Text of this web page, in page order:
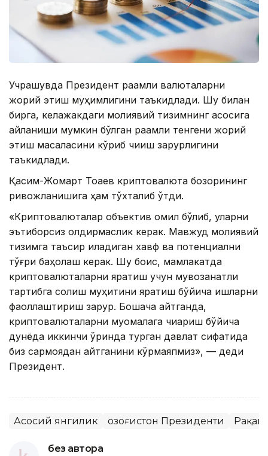
Учрашувда Президент рақамли валюталарни
жорий этиш муҳимлигини таъкидлади. Шу билан
бирга, келажакдаги молиявий тизимнинг асосига
айланиши мумкин бўлган рақамли тенгени жорий
этиш масаласини кўриб чиқиш зарурлигини
таъкидлади.
Қасим-Жомарт Тоқаев криптовалюта бозорининг
ривожланишига ҳам тўхталиб ўтди.
«Криптовалюталар объектив омил бўлиб, уларни
эътиборсиз қолдирмаслик керак. Мавжуд молиявий
тизимга таъсир қиладиган хавф ва потенциални
тўғри баҳолаш керак. Шу боис, мамлакатда
криптовалюталарни яратиш учун мувозанатли
тартибга солиш муҳитини яратиш бўйича ишларни
фаоллаштириш зарур. Бошқача айтганда,
криптовалюталарни муомалага чиқариш бўйича
дунёда иккинчи ўринда турган давлат сифатида
биз сармоядан қайтганини кўрмаяпмиз», — деди
Президент.
Асосий янгилик Қозоғистон Президенти
без автора